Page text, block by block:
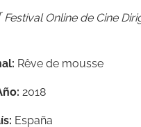
Festival Online de Cine
Rêve de mousse
2018
España